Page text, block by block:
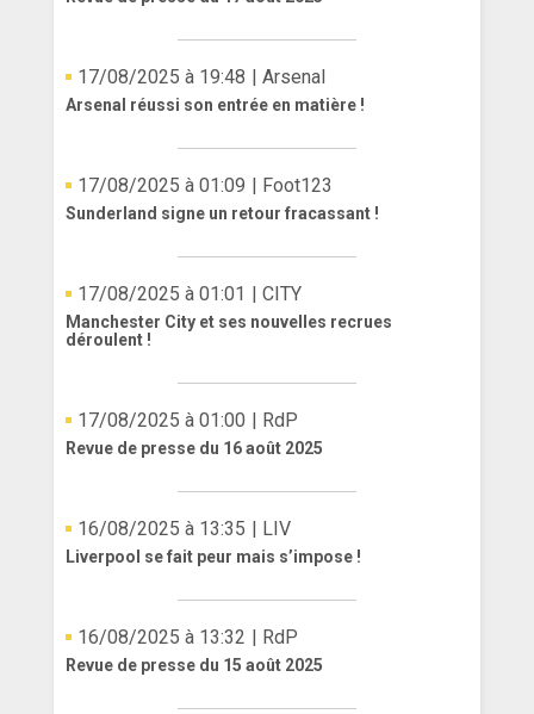
17/08/2025 à 19:48 | Arsenal
Arsenal réussi son entrée en matière !
17/08/2025 à 01:09 | Foot123
Sunderland signe un retour fracassant !
17/08/2025 à 01:01 | CITY
Manchester City et ses nouvelles recrues
déroulent !
17/08/2025 à 01:00 | RdP
Revue de presse du 16 août 2025
16/08/2025 à 13:35 | LIV
Liverpool se fait peur mais s’impose !
16/08/2025 à 13:32 | RdP
Revue de presse du 15 août 2025